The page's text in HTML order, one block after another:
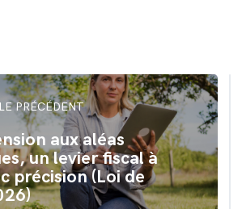
PRÉCÉDENT
aux aléas
un levier fiscal à
précision (Loi de